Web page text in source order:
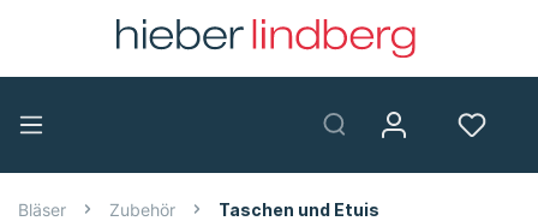
Bläser Zubehör Taschen und Etuis